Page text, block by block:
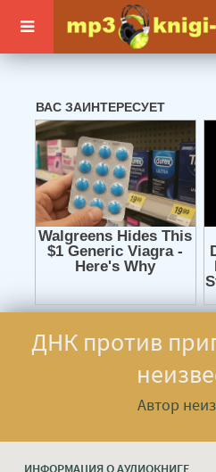
ДНК против
Автор
ИНФОРМАЦИЯ О АУДИОКНИГЕ